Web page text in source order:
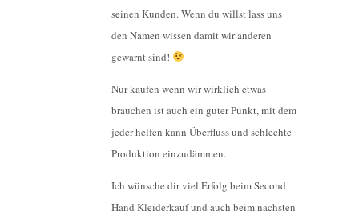
seinen Kunden. Wenn du willst lass uns
den Namen wissen damit wir anderen
gewarnt sind!
Nur kaufen wenn wir wirklich etwas
brauchen ist auch ein guter Punkt, mit dem
jeder helfen kann Überfluss und schlechte
Produktion einzudämmen.
Ich wünsche dir viel Erfolg beim Second
Hand Kleiderkauf und auch beim nächsten